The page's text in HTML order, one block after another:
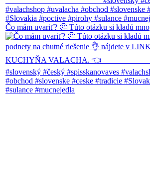
Čo mám uvariť? 🤔 Túto otázku si kladú mno